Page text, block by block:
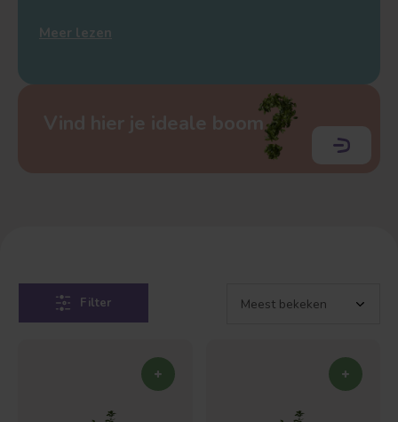
Meer lezen
Filter